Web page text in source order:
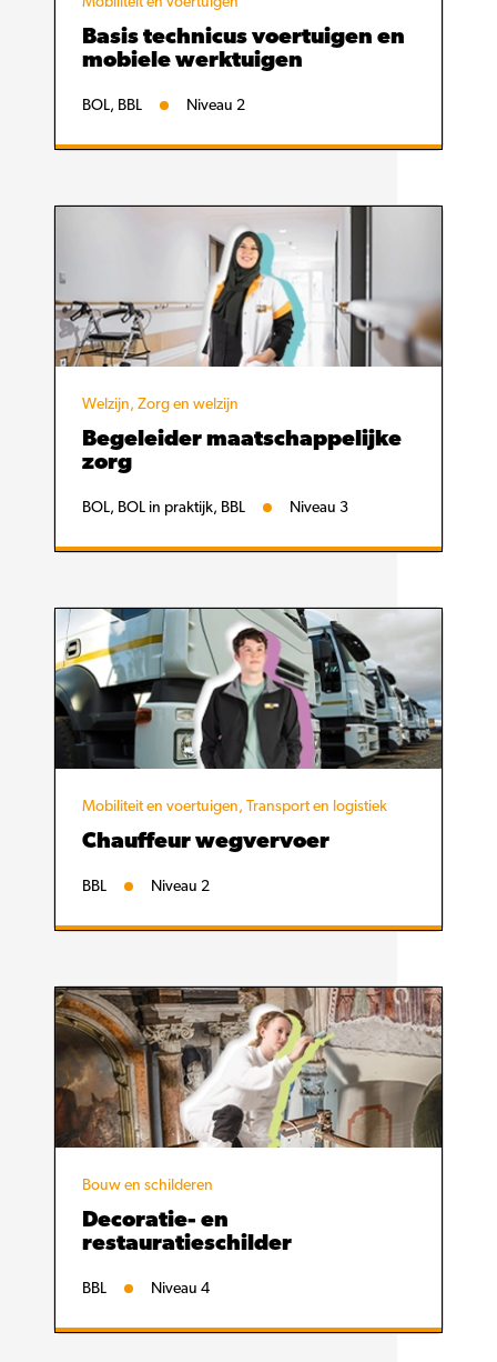
Basis technicus voertuigen en
mobiele werktuigen
BOL, BBL Niveau 2
Welzijn, Zorg en welzijn
Begeleider maatschappelijke
zorg
BOL, BOL in praktijk, BBL Niveau 3
Mobiliteit en voertuigen, Transport en logistiek
Chauffeur wegvervoer
BBL Niveau 2
Bouw en schilderen
Decoratie- en
restauratieschilder
BBL Niveau 4